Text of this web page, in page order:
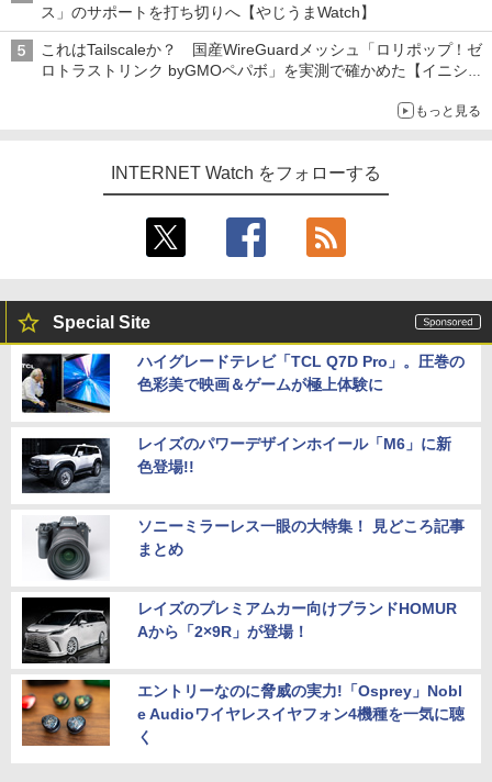
ス」のサポートを打ち切りへ【やじうまWatch】
これはTailscaleか？ 国産WireGuardメッシュ「ロリポップ！ゼ
ロトラストリンク byGMOペパボ」を実測で確かめた【イニシャ
もっと見る
INTERNET Watch をフォローする
Special Site
ハイグレードテレビ「TCL Q7D Pro」。圧巻の
色彩美で映画＆ゲームが極上体験に
レイズのパワーデザインホイール「M6」に新
色登場!!
ソニーミラーレス一眼の大特集！ 見どころ記事
まとめ
レイズのプレミアムカー向けブランドHOMUR
Aから「2×9R」が登場！
エントリーなのに脅威の実力!「Osprey」Nobl
e Audioワイヤレスイヤフォン4機種を一気に聴
く